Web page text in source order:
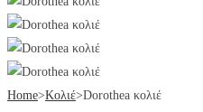
Home>Κολιέ>Dorothea κολιέ